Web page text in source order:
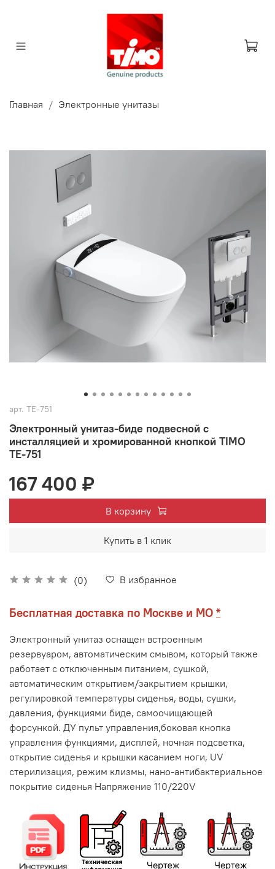
Главная Электронные унитазы
арт. ТЕ-751
Электронный унитаз-биде подвесной с
инсталляцией и хромированной кнопкой TIMO
TЕ-751
(0) В избранное
167 400 ₽
В корзину
Купить в 1 клик
Бесплатная доставка по Москве и МО *
Электронный унитаз оснащен встроенным
резервуаром, автоматическим смывом, который также
работает с отключенным питанием, сушкой,
автоматическим открытием/закрытием крышки,
регулировкой температуры сиденья, воды, сушки,
давления, функциями биде, самоочищающей
форсункой. ДУ пульт управления,боковая кнопка
управления функциями, дисплей, ночная подсветка,
открытие сиденья и крышки касанием ноги, UV
стерилизация, режим клизмы, нано-антибактериальное
покрытие сиденья Напряжение 110/220V